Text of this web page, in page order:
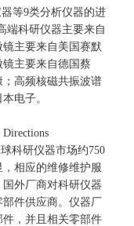
等9类分析仪器的进
端科研仪器主要来自
镜主要来自美国赛默
主要来自德国蔡
高频核磁共振波谱
电子。
科研仪器市场约750
相应的维修维护服
外厂商对科研仪器
件供应商。仪器厂
，并且相关零部件